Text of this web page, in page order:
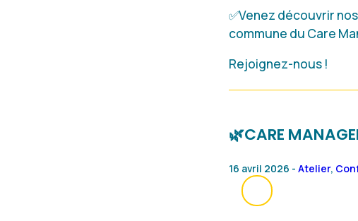
✅Venez découvrir
commune du Care
Rejoignez-nous !
🌿CARE
16 avril 2026 - Atelier,